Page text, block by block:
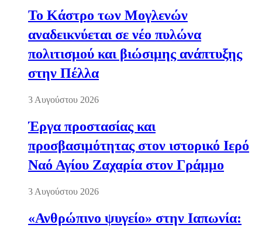
Το Κάστρο των Μογλενών
αναδεικνύεται σε νέο πυλώνα
πολιτισμού και βιώσιμης ανάπτυξης
στην Πέλλα
3 Αυγούστου 2026
Έργα προστασίας και
προσβασιμότητας στον ιστορικό Ιερό
Ναό Αγίου Ζαχαρία στον Γράμμο
3 Αυγούστου 2026
«Ανθρώπινο ψυγείο» στην Ιαπωνία: